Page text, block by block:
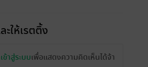
ะให้เรตติ้ง
เข้าสู่ระบบเพื่อแสดงความคิดเห็นได้จ้า